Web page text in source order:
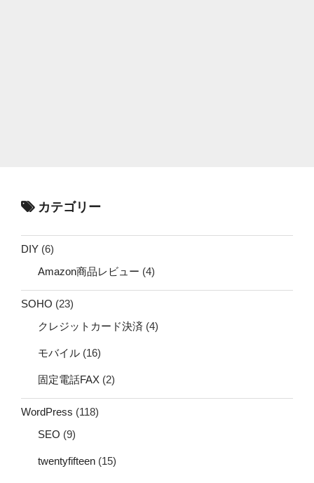
カテゴリー
DIY (6)
Amazon商品レビュー (4)
SOHO (23)
クレジットカード決済 (4)
モバイル (16)
固定電話FAX (2)
WordPress (118)
SEO (9)
twentyfifteen (15)